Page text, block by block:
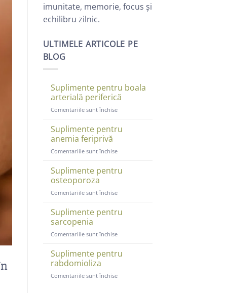
imunitate, memorie, focus și
echilibru zilnic.
ULTIMELE ARTICOLE PE
BLOG
Suplimente pentru boala
arterială periferică
Comentariile sunt închisepentru
pentru
periferică
Suplimente pentru
anemia feriprivă
Comentariile sunt închisepentru
pentru
Suplimente pentru
osteoporoza
Comentariile sunt închisepentru
pentru
Suplimente pentru
sarcopenia
Comentariile sunt închisepentru
pentru
Suplimente pentru
rabdomioliza
Comentariile sunt închisepentru